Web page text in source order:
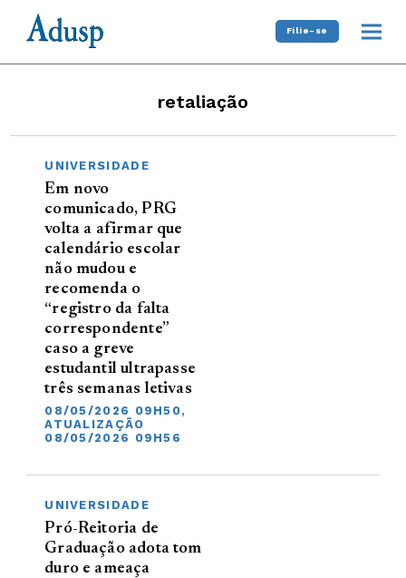
Filie-se
retaliação
UNIVERSIDADE
Em novo
comunicado, PRG
volta a afirmar que
calendário escolar
não mudou e
recomenda o
“registro da falta
correspondente”
caso a greve
estudantil ultrapasse
três semanas letivas
08/05/2026 09H50,
ATUALIZAÇÃO
08/05/2026 09H56
UNIVERSIDADE
Pró-Reitoria de
Graduação adota tom
duro e ameaça